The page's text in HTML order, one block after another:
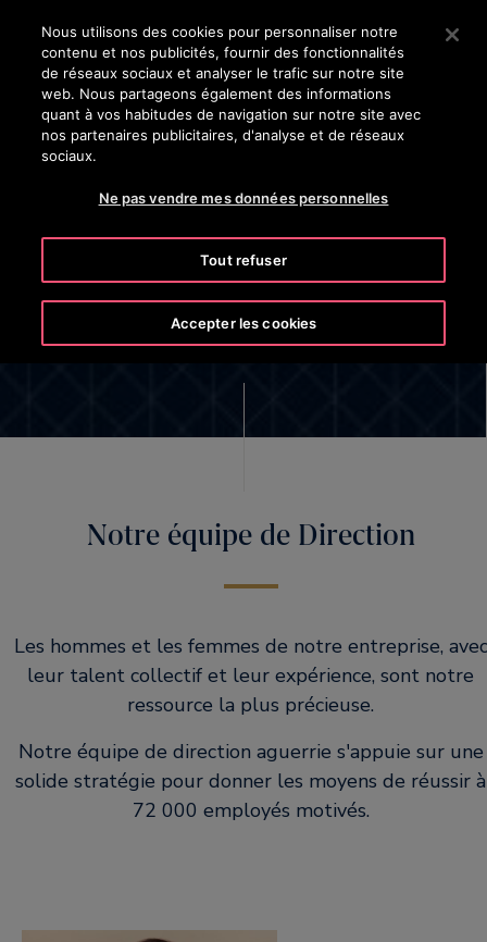
Appuyez sur Entrée pour passer au contenu principal
RECHERCHER
Leadership
Notre équipe de Direction
Les hommes et les femmes de notre entreprise, avec
leur talent collectif et leur expérience, sont notre
ressource la plus précieuse.
Notre équipe de direction aguerrie s'appuie sur une
solide stratégie pour donner les moyens de réussir à
72 000 employés motivés.
Nous utilisons des cookies pour personnaliser notre
contenu et nos publicités, fournir des fonctionnalités
de réseaux sociaux et analyser le trafic sur notre site
web. Nous partageons également des informations
quant à vos habitudes de navigation sur notre site avec
nos partenaires publicitaires, d'analyse et de réseaux
sociaux.
Ne pas vendre mes données personnelles
Tout refuser
Accepter les cookies